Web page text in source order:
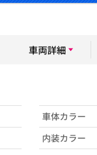
車両詳細
車体カラー
内装カラー